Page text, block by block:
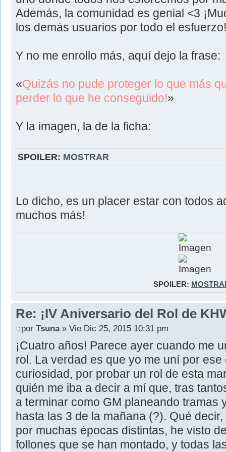
Además, la comunidad es genial <3
los demás usuarios por todo el esfuerzo!
Y no me enrollo más, aquí dejo la frase:
«Quizás no pude proteger lo que más
perder lo que he conseguido!»
Y la imagen, la de la ficha:
SPOILER: MOSTRAR
Lo dicho, es un placer estar con todos
muchos más!
SPOILER:
Re: ¡IV Aniversario del Rol de
por Tsuna» Vie Dic 25, 2015 10:31 pm
¡Cuatro años! Parece ayer cuando me
rol. La verdad es que yo me uní por
curiosidad, por probar un rol de esta
quién me iba a decir a mí que, tras
a terminar como GM planeando tramas
hasta las 3 de la mañana (?). Qué
por muchas épocas distintas, he visto
follones que se han montado, y todas